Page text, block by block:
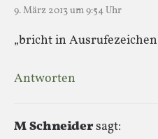
9. März 2013 um 9:54 Uhr
„bricht in
Antworten
M Schneidersagt: